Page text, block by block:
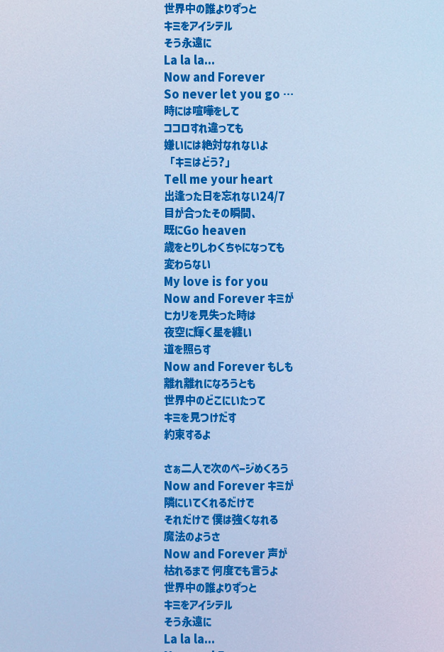
世界中の誰よりずっと
キミをアイシテル
そう永遠に
La la la...
Now and Forever
So never let you go …
時には喧嘩をして
ココロすれ違っても
嫌いには絶対なれないよ
「キミはどう?」
Tell me your heart
出逢った日を忘れない24/7
目が合ったその瞬間、
既にGo heaven
歳をとりしわくちゃになっても
変わらない
My love is for you
Now and Forever キミが
ヒカリを見失った時は
夜空に輝く星を纏い
道を照らす
Now and Forever もしも
離れ離れになろうとも
世界中のどこにいたって
キミを見つけだす
約束するよ
さぁ二人で次のページめくろう
Now and Forever キミが
隣にいてくれるだけで
それだけで 僕は強くなれる
魔法のようさ
Now and Forever 声が
枯れるまで 何度でも言うよ
世界中の誰よりずっと
キミをアイシテル
そう永遠に
La la la...